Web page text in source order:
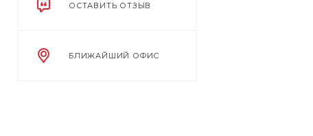
ОСТАВИТЬ ОТЗЫВ
БЛИЖАЙШИЙ ОФИС